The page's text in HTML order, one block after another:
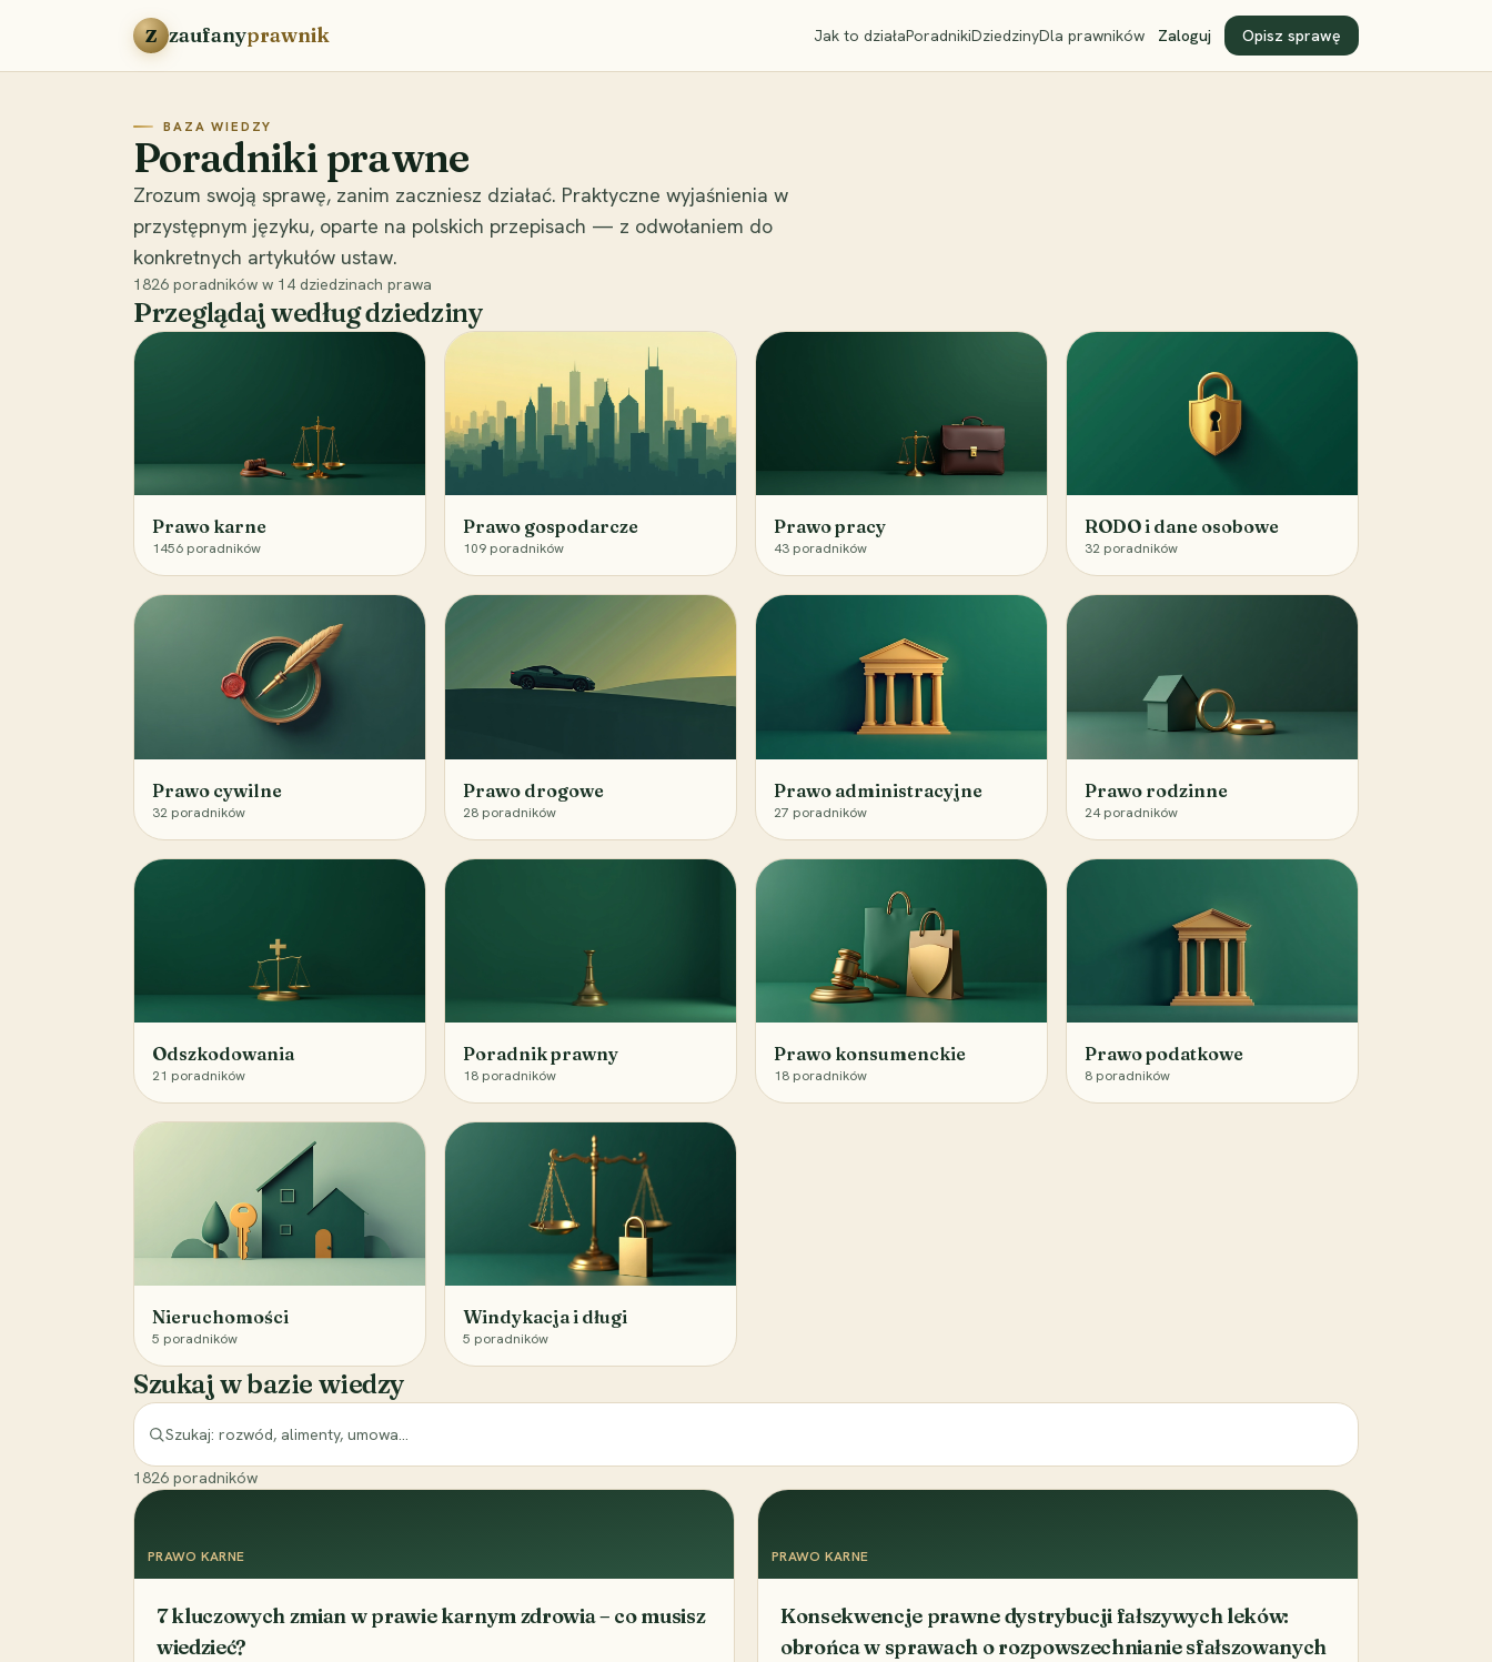
Przejdź do treści
Z zaufanyprawnik Jak to działaPoradnikiDziedzinyDla prawników Zaloguj Opisz sprawę
BAZA WIEDZY
Poradniki prawne
Zrozum swoją sprawę, zanim zaczniesz działać. Praktyczne wyjaśnienia w
przystępnym języku, oparte na polskich przepisach — z odwołaniem do
konkretnych artykułów ustaw.
1826 poradników w 14 dziedzinach prawa
Przeglądaj według dziedziny
Prawo karne
1456 poradników
Prawo gospodarcze
109 poradników
Prawo pracy
43 poradników
RODO i dane osobowe
32 poradników
Prawo cywilne
32 poradników
Prawo drogowe
28 poradników
Prawo administracyjne
27 poradników
Prawo rodzinne
24 poradników
Odszkodowania
21 poradników
Poradnik prawny
18 poradników
Prawo konsumenckie
18 poradników
Prawo podatkowe
8 poradników
Nieruchomości
5 poradników
Windykacja i długi
5 poradników
Szukaj w bazie wiedzy
1826 poradników
PRAWO KARNE
7 kluczowych zmian w prawie karnym zdrowia – co musisz
wiedzieć?
PRAWO KARNE
Konsekwencje prawne dystrybucji fałszywych leków:
obrońca w sprawach o rozpowszechnianie sfałszowanych